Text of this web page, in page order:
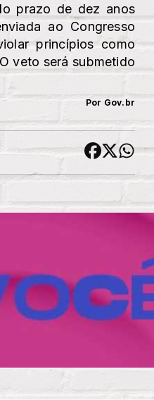
prazo de dez anos
ao Congresso
princípios como
veto será submetido
Por Gov.br